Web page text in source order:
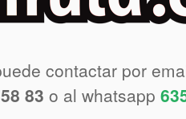
contactar por
83 o al whatsapp